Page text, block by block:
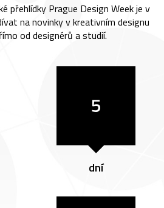
přehlídky Prague Design Week je v
na novinky v kreativním designu
od designérů a studií.
5
dní